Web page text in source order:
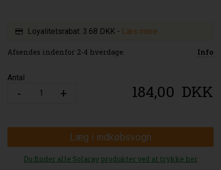
Loyalitetsrabat: 3.68 DKK - Læs mere
Afsendes indenfor 2-4 hverdage. Info
Antal
184,00 DKK
Læg i indkøbsvogn
Du finder alle Solaray produkter ved at trykke her